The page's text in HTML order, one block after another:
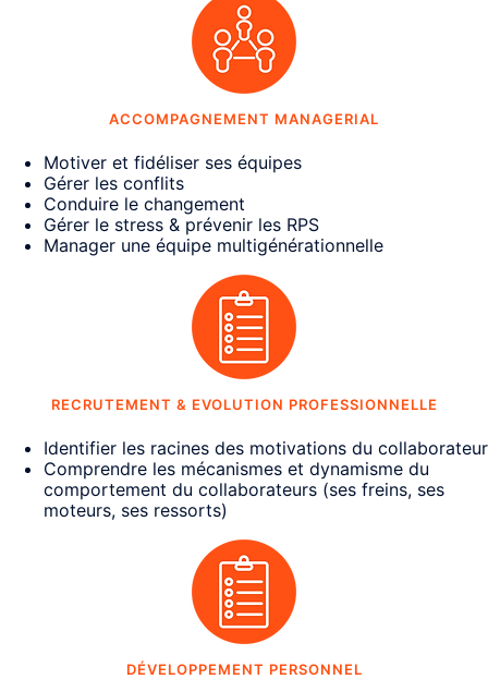
ACCOMPAGNEMENT MANAGERIAL
Motiver et fidéliser ses équipes
Gérer les conflits
Conduire le changement
Gérer le stress & prévenir les RPS
Manager une équipe multigénérationnelle
RECRUTEMENT & EVOLUTION PROFESSIONNELLE
Identifier les racines des motivations du collaborateur
Comprendre les mécanismes et dynamisme du
comportement du collaborateurs (ses freins, ses
moteurs, ses ressorts)
DÉVELOPPEMENT PERSONNEL